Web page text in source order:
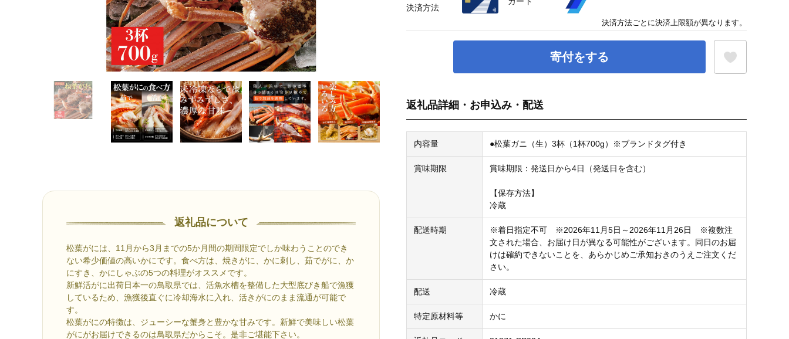
返礼品について
松葉がには、11月から3月までの5か月間の期間限定でしか味わうことのでき
ない希少価値の高いかにです。食べ方は、焼きがに、かに刺し、茹でがに、か
にすき、かにしゃぶの5つの料理がオススメです。
新鮮活がに出荷日本一の鳥取県では、活魚水槽を整備した大型底びき船で漁獲
しているため、漁獲後直ぐに冷却海水に入れ、活きがにのまま流通が可能で
す。
松葉がにの特徴は、ジューシーな蟹身と豊かな甘みです。新鮮で美味しい松葉
がにがお届けできるのは鳥取県だからこそ。是非ご堪能下さい。
寄付をする
返礼品詳細・お申込み・配送
内容量 ●松葉ガニ（生）3杯（1杯700g）※ブランドタグ付き
賞味期限 賞味期限：発送日から4日（発送日を含む）
【保存方法】
冷蔵
配送時期
※着日指定不可 ※2026年11月5日～2026年11月26日 ※複数注
文された場合、お届け日が異なる可能性がございます。同日のお届
けは確約できないことを、あらかじめご承知おきのうえご注文くだ
さい。
配送 冷蔵
特定原材料等 かに
決済方法
決済方法ごとに決済上限額が異なります。